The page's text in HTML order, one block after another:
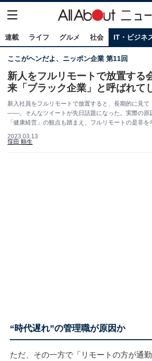
連載 ライフ グルメ 社会 IT・ビジネ
ここがヘンだよ、ニッポン企業 第11回
新人をフルリモートで放置する
来「ブラック企業」と呼ばれて
新入社員をフルリモートで放置すると、長期的に見て
――。そんなツイートが先日話題になった。実際の原
「健康経営」の観点も踏まえ、フルリモートの是非を
2023.03.13
窪田 順生
“時代遅れ”の管理職が原因か
ただ、その一方で「リモートの方が通